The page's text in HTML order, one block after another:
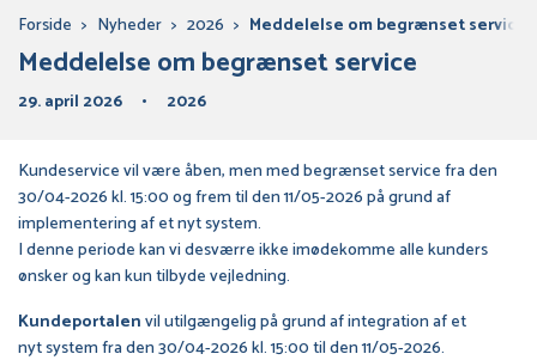
Forside > Nyheder > 2026 > Meddelelse om begrænset service
Meddelelse om begrænset service
29. april 2026 2026
Kundeservice vil være åben, men med begrænset service fra den
30/04-2026 kl. 15:00 og frem til den 11/05-2026 på grund af
implementering af et nyt system.
I denne periode kan vi desværre ikke imødekomme alle kunders
ønsker og kan kun tilbyde vejledning.
Kundeportalenvil utilgængelig på grund af integration af et
nyt system fra den 30/04-2026 kl. 15:00 til den 11/05-2026.